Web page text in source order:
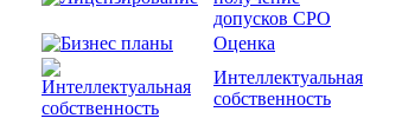
допусков СРО
Оценка
Интеллектуальная
собственность